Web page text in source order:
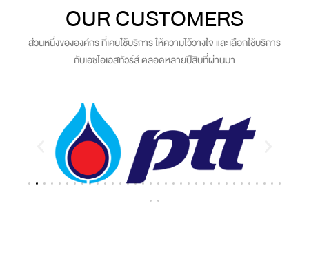
OUR CUSTOMERS
ส่วนหนึ่งขององค์กร ที่เคยใช้บริการ ให้ความไว้วางใจ และเลือกใช้บริการ
กับเอชไอเอสทัวร์ส์ ตลอดหลายปีสิบที่ผ่านมา